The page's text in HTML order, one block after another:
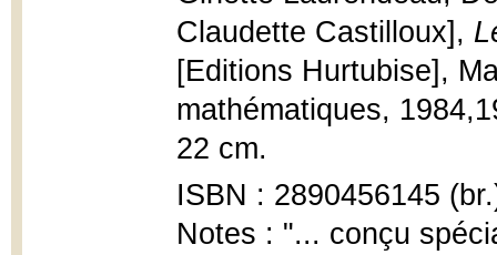
Claudette Castilloux],
[Editions Hurtubise],
mathématiques,
22 cm.
ISBN : 2890456145
Notes : "... conçu